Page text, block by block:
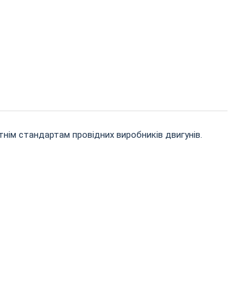
стандартам провідних виробників двигунів.